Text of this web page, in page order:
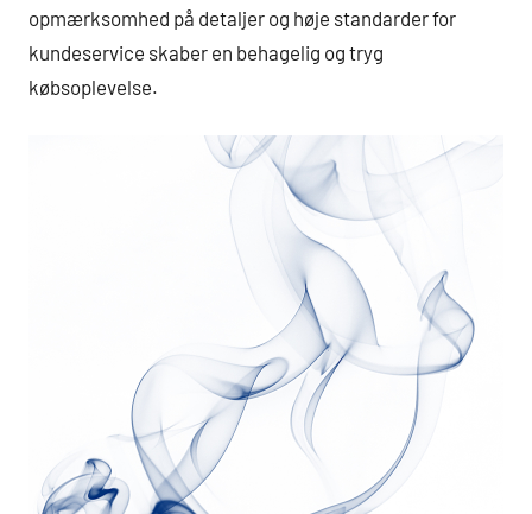
opmærksomhed på detaljer og høje standarder for
kundeservice skaber en behagelig og tryg
købsoplevelse.